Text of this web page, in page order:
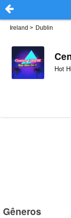
Ireland > Dublin
Hot
Gêneros